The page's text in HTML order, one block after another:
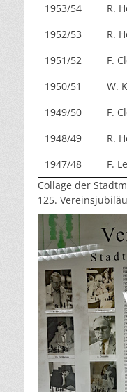
1953/54
R.
1952/53
R.
1951/52
F.
1950/51
W.
1949/50
F.
1948/49
R.
1947/48
F.
Collage der
125.